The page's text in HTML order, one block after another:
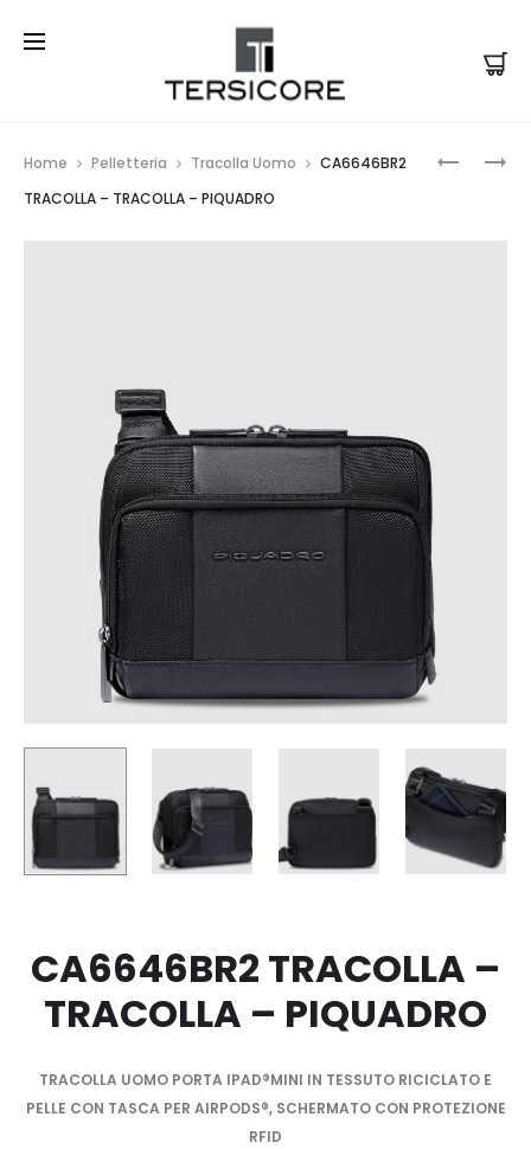
Home Pelletteria Tracolla Uomo
CA6646BR2
TRACOLLA – TRACOLLA – PIQUADRO
CA6646BR2 TRACOLLA –
TRACOLLA – PIQUADRO
TRACOLLA UOMO PORTA IPAD®MINI IN TESSUTO RICICLATO E
PELLE CON TASCA PER AIRPODS®, SCHERMATO CON PROTEZIONE
RFID